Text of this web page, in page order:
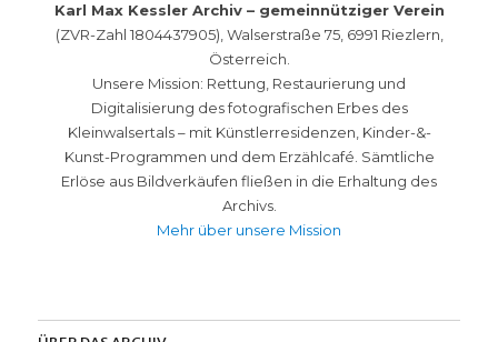
Karl Max Kessler Archiv – gemeinnütziger Verein
(ZVR-Zahl 1804437905), Walserstraße 75, 6991 Riezlern,
Österreich.
Unsere Mission: Rettung, Restaurierung und
Digitalisierung des fotografischen Erbes des
Kleinwalsertals – mit Künstlerresidenzen, Kinder-&-
Kunst-Programmen und dem Erzählcafé. Sämtliche
Erlöse aus Bildverkäufen fließen in die Erhaltung des
Archivs.
Mehr über unsere Mission